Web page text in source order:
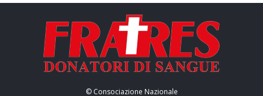
© Consociazione Nazionale